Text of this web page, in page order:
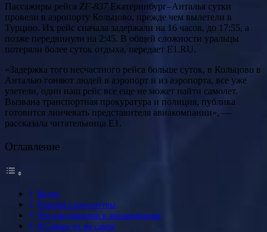
Пассажиры рейса ZF-837 Екатеринбург–Анталья сутки
провели в аэропорту Кольцово, прежде чем вылетели в
Турцию. Их рейс сначала задержали на 16 часов, до 17:55, а
позже передвинули на 2:45. В общей сложности уральцы
потеряли более суток отдыха, передает E1.RU.
«Задержка того несчастного рейса больше суток, в Кольцово в
Анталью гоняют людей в аэропорт и из аэропорта, все уже
улетели, один наш рейс все еще не может найти самолет.
Вызвана транспортная прокуратура и полиция, публика
готовится линчевать представителя авиакомпании», —
рассказала читательница E1.
Оглавление
Видео
Реакция прокуратуры
Что предприняли в авиакомпании
В Самаре то же самое